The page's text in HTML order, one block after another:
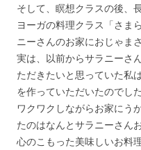
そして、瞑想クラスの後、
ヨーガの料理クラス「さま
ニーさんのお家におじゃま
実は、以前からサラニーさ
ただきたいと思っていた私
を作っていただいたのでした
ワクワクしながらお家にう
たのはなんとサラニーさん
心のこもった美味しいお料